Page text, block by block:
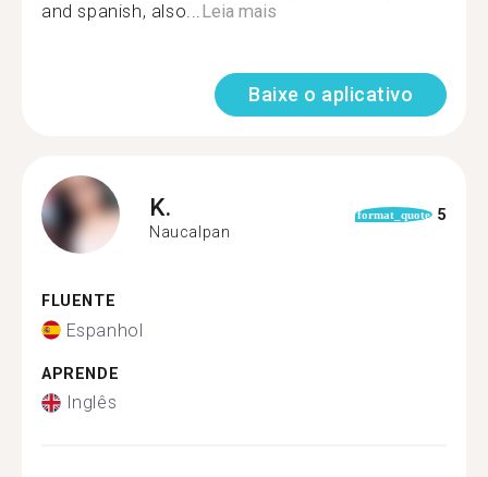
and spanish, also...Leia mais
Baixe o aplicativo
K.
Naucalpan
format_quote 5
FLUENTE
Espanhol
APRENDE
Inglês